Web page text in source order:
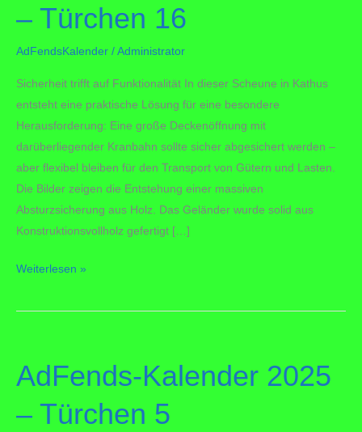
– Türchen 16
AdFendsKalender /Administrator
Sicherheit trifft auf Funktionalität In dieser Scheune in Kathus
entsteht eine praktische Lösung für eine besondere
Herausforderung: Eine große Deckenöffnung mit
darüberliegender Kranbahn sollte sicher abgesichert werden –
aber flexibel bleiben für den Transport von Gütern und Lasten.
Die Bilder zeigen die Entstehung einer massiven
Absturzsicherung aus Holz. Das Geländer wurde solid aus
Konstruktionsvollholz gefertigt […]
AdFends-
2025
16
Weiterlesen »
AdFends-Kalender 2025
– Türchen 5